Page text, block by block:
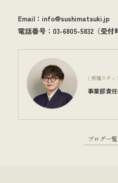
Email：info@sushimatsuki.jp
電話番号：03-6805-5832（受付
( 投稿スタッ
事業部責
ブログ一